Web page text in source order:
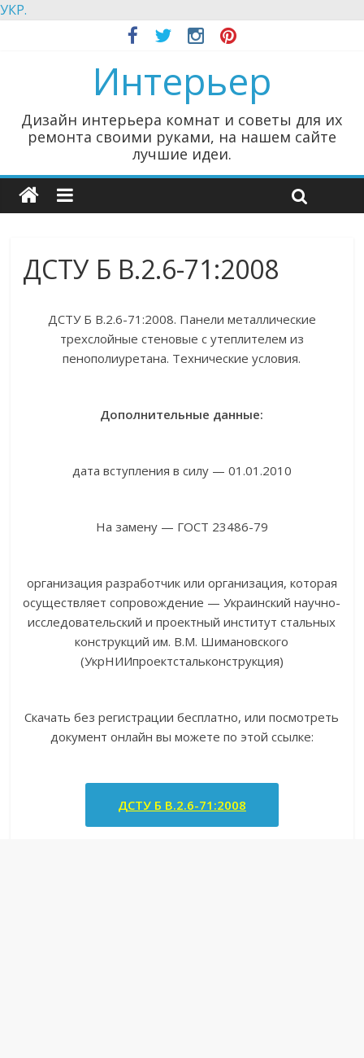
УКР.
Интерьер
Дизайн интерьера комнат и советы для их
ремонта своими руками, на нашем сайте
лучшие идеи.
ДСТУ Б В.2.6-71:2008
ДСТУ Б В.2.6-71:2008. Панели металлические
трехслойные стеновые с утеплителем из
пенополиуретана. Технические условия.
Дополнительные данные:
дата вступления в силу — 01.01.2010
На замену — ГОСТ 23486-79
организация разработчик или организация, которая
осуществляет сопровождение — Украинский научно-
исследовательский и проектный институт стальных
конструкций им. В.М. Шимановского
(УкрНИИпроектстальконструкция)
Скачать без регистрации бесплатно, или посмотреть
документ онлайн вы можете по этой ссылке:
ДСТУ Б В.2.6-71:2008